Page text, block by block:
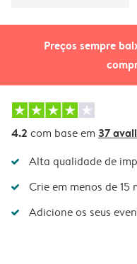
Preços sempre
4.2 com base em 37
Alta qualidade de
Crie em menos de 15
Adicione os seus